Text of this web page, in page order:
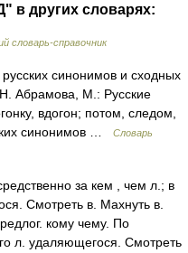
в других словарях:
словарь-справочник
синонимов и сходных
Абрамова, М.: Русские
вдогон; потом, следом,
синонимов …
Словарь
за кем , чем л.; в
Смотреть в. Махнуть в.
кому чему. По
л. удаляющегося. Смотреть